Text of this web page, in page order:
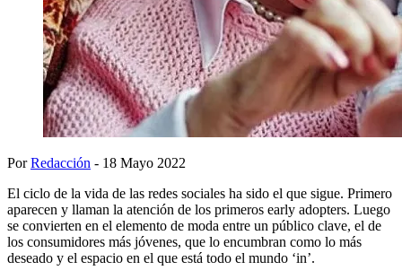
PorRedacción - 18 Mayo 2022
El ciclo de la vida de las redes sociales ha sido el que sigue. Primero
aparecen y llaman la atención de los primeros early adopters. Luego
se convierten en el elemento de moda entre un público clave, el de
los consumidores más jóvenes, que lo encumbran como lo más
deseado y el espacio en el que está todo el mundo ‘in’.